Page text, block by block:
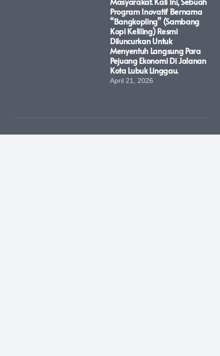
Program Inovatif Bernama
“Bangkopling” (Sambang
Kopi Keliling) Resmi
Diluncurkan Untuk
Menyentuh Langsung Para
Pejuang Ekonomi Di Jalanan
Kota Lubuk Linggau.
April 21, 2026